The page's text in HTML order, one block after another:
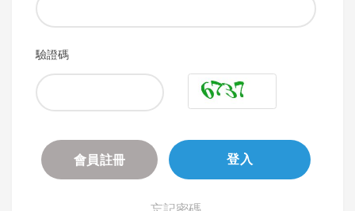
驗證碼
會員註冊 登入